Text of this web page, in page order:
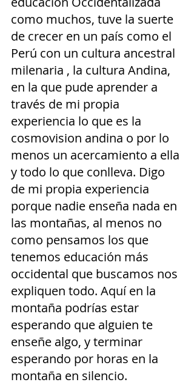
como muchos, tuve la suerte
de crecer en un país como el
Perú con un cultura ancestral
milenaria , la cultura Andina,
en la que pude aprender a
través de mi propia
experiencia lo que es la
cosmovision andina o por lo
menos un acercamiento a ella
y todo lo que conlleva. Digo
de mi propia experiencia
porque nadie enseña nada en
las montañas, al menos no
como pensamos los que
tenemos educación más
occidental que buscamos nos
expliquen todo. Aquí en la
montaña podrías estar
esperando que alguien te
enseñe algo, y terminar
esperando por horas en la
montaña en silencio.